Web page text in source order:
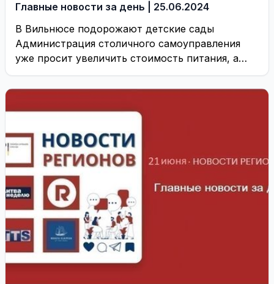
Главные новости за день | 25.06.2024
В Вильнюсе подорожают детские сады
Администрация столичного самоуправления
уже просит увеличить стоимость питания, а
оппозиция предупреждает, что за этим может
...